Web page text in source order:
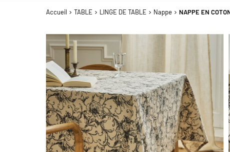
Accueil TABLE LINGE DE TABLE Nappe NAPPE EN
Passer
la
fin
de
la
galerie
d’images